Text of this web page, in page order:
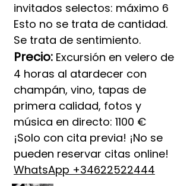
invitados selectos: máximo 6
Esto no se trata de cantidad.
Se trata de sentimiento.
Precio: Excursión en velero de
4 horas al atardecer con
champán, vino, tapas de
primera calidad, fotos y
música en directo: 1100 €
¡Solo con cita previa! ¡No se
pueden reservar citas online!
WhatsApp +34622522444